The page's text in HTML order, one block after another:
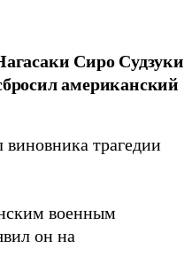
Сиро Судзуки
американский
трагедии
военным
он на